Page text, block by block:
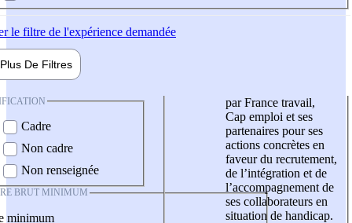
le filtre de l'expérience demandée
Plus De Filtres
Cadre
Non cadre
Non renseignée
BRUT MINIMUM
minimum
par France travail,
Cap emploi et ses
partenaires pour ses
actions concrètes en
faveur du recrutement,
de l’intégration et de
l’accompagnement de
ses collaborateurs en
situation de handicap.